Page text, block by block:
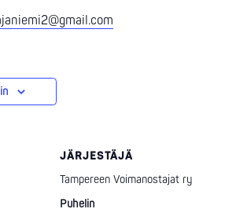
JÄRJESTÄJÄ
Tampereen Voimanostajat ry
Puhelin